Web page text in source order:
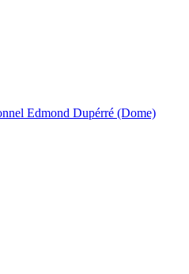
Edmond Dupérré (Dome)